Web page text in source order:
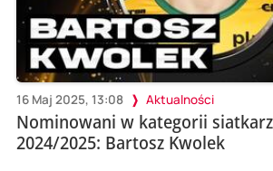
16 Maj 2025, 13:08 Aktualności
Nominowani w kategorii
2024/2025: Bartosz Kwolek